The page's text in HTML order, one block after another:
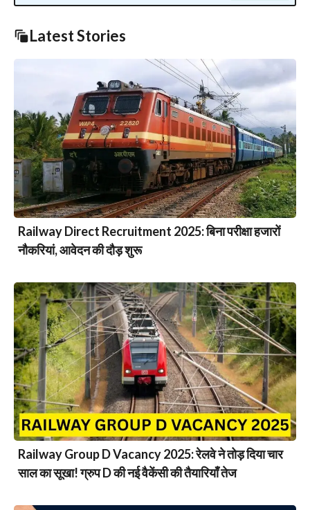
Latest Stories
Railway Direct Recruitment 2025: बिना परीक्षा हजारों
नौकरियां, आवेदन की दौड़ शुरू
Railway Group D Vacancy 2025: रेलवे ने तोड़ दिया चार
साल का सूखा! ग्रुप D की नई वैकेंसी की तैयारियाँ तेज